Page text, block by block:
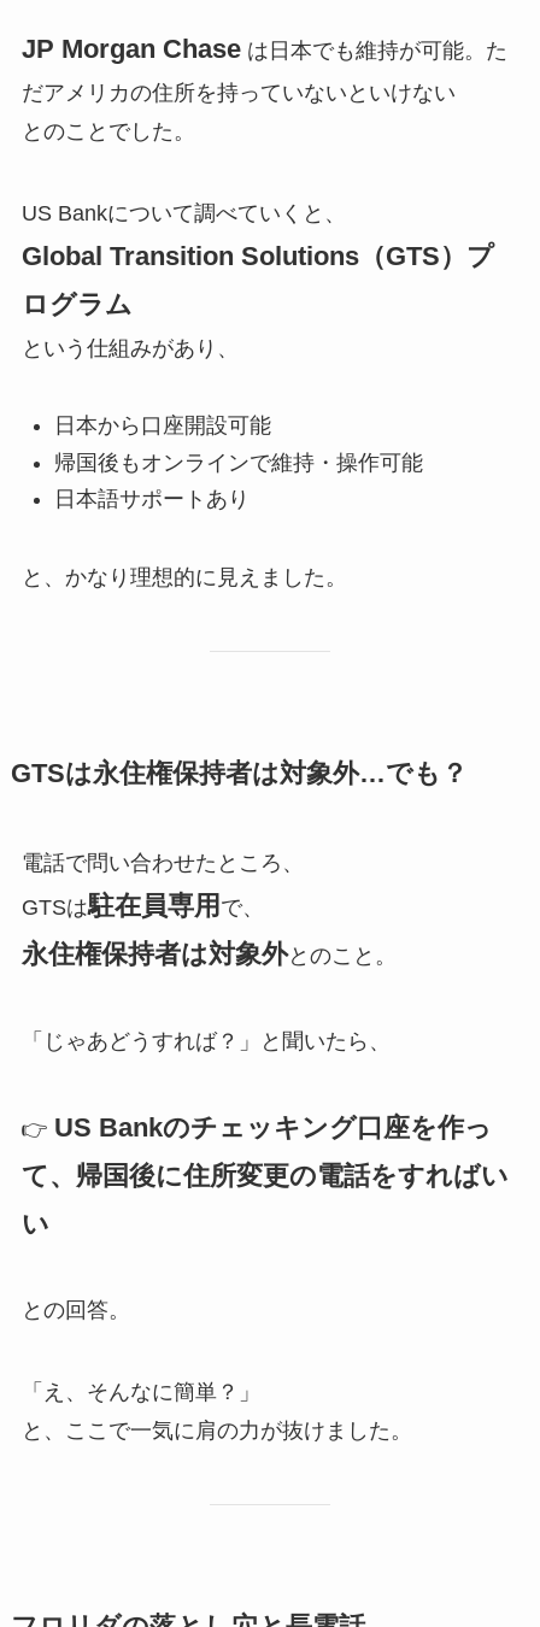
JP Morgan Chaseは日本でも維持が可能。た
だアメリカの住所を持っていないといけない
とのことでした。
US Bankについて調べていくと、
Global Transition Solutions（GTS）プ
ログラム
という仕組みがあり、
日本から口座開設可能
帰国後もオンラインで維持・操作可能
日本語サポートあり
と、かなり理想的に見えました。
GTSは永住権保持者は対象外…でも？
電話で問い合わせたところ、
GTSは駐在員専用 で、
永住権保持者は対象外とのこと。
「じゃあどうすれば？」と聞いたら、
👉 US Bankのチェッキング口座を作っ
て、帰国後に住所変更の電話をすればい
い
との回答。
「え、そんなに簡単？」
と、ここで一気に肩の力が抜けました。